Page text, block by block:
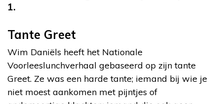
1.
Tante Greet
Wim Daniëls heeft het Nationale
Voorleeslunchverhaal gebaseerd op zijn tante
Greet. Ze was een harde tante; iemand bij wie je
niet moest aankomen met pijntjes of